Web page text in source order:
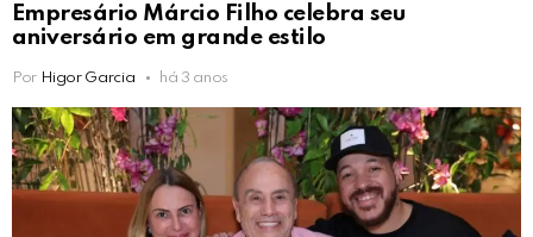
Empresário Márcio Filho celebra seu
aniversário em grande estilo
Por Higor Garcia há 3 anos